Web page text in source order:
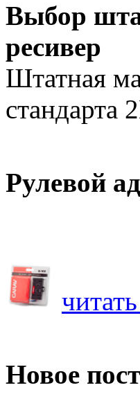
Выбор
ресивер
Штатная
стандарта
Рулевой
Новое